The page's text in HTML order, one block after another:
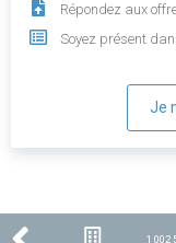
Répondez aux
Soyez présent
Je
1 002